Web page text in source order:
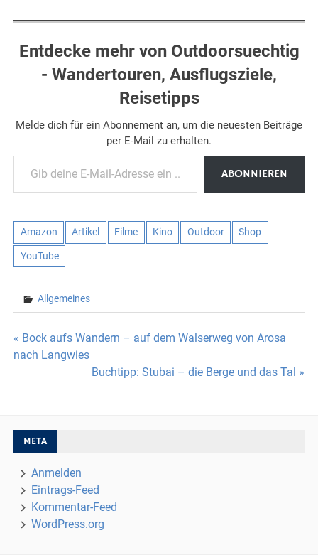
Entdecke mehr von Outdoorsuechtig
- Wandertouren, Ausflugsziele,
Reisetipps
Melde dich für ein Abonnement an, um die neuesten Beiträge
per E-Mail zu erhalten.
Gib deine E-Mail-Adresse ein ...
ABONNIEREN
Amazon Artikel Filme Kino Outdoor Shop
YouTube
Allgemeines
Beitragsnavigation
« Bock aufs Wandern – auf dem Walserweg von Arosa
nach Langwies
Buchtipp: Stubai – die Berge und das Tal »
META
Anmelden
Eintrags-Feed
Kommentar-Feed
WordPress.org